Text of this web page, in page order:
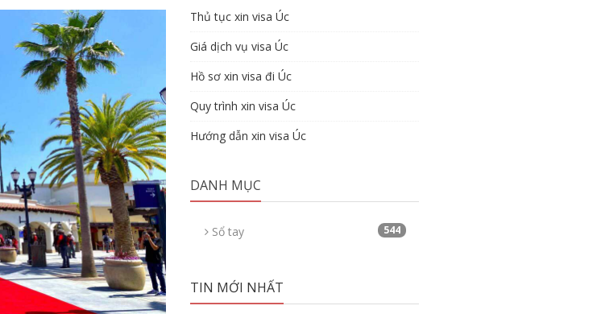
Thủ tục xin visa Úc
Giá dịch vụ visa Úc
Hồ sơ xin visa đi Úc
Quy trình xin visa Úc
Hướng dẫn xin visa Úc
DANH MỤC
Sổ tay 544
TIN MỚI NHẤT